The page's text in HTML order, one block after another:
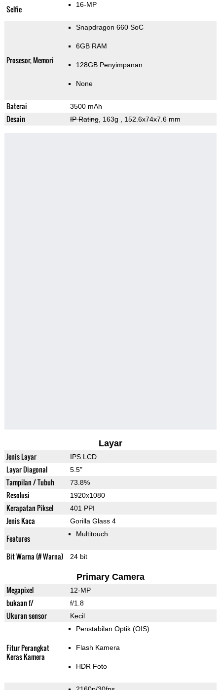
Selfie 16-MP
Prosesor, Memori
Snapdragon 660 SoC
6GB RAM
128GB Penyimpanan
None
Baterai 3500 mAh
Desain IP Rating, 163g , 152.6x74x7.6 mm
Layar
Jenis Layar IPS LCD
Layar Diagonal 5.5"
Tampilan / Tubuh 73.8%
Resolusi 1920x1080
Kerapatan Piksel 401 PPI
Jenis Kaca Gorilla Glass 4
Features Multitouch
Bit Warna (# Warna) 24 bit
Primary Camera
Megapixel 12-MP
bukaan f/ f/1.8
Ukuran sensor Kecil
Fitur Perangkat
Keras Kamera
Penstabilan Optik (OIS)
Flash Kamera
HDR Foto